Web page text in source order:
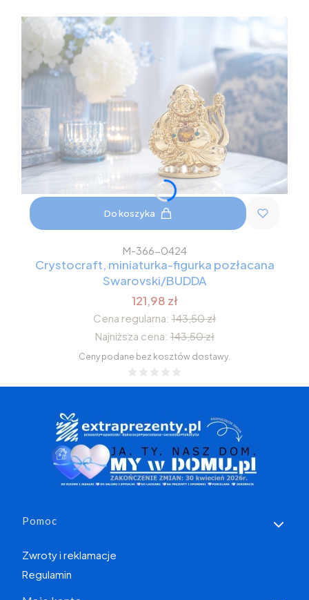
Do koszyka
M-366-0424
Crystocraft, miniaturka-figurka pozłacana
Swarovski/BUDDA
121,98 zł
Cena regularna: 143,50 zł
Najniższa cena: 143,50 zł
Ceny podane bez kosztów dostawy.
Linki w stopce
Pomoc
Zwroty i reklamacje
Regulamin